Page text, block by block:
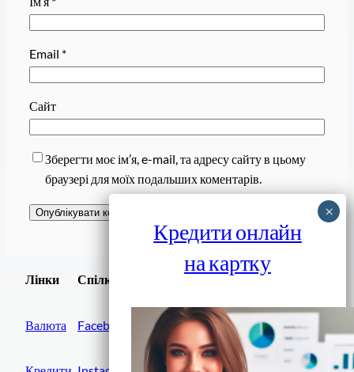
Email *
Сайт
Зберегти моє ім’я, e-mail, та адресу сайту в цьому
браузері для моїх подальших коментарів.
Лінки
Валюта
Спілки
Facebook
Завантажити
Кредити онлайн
на картку